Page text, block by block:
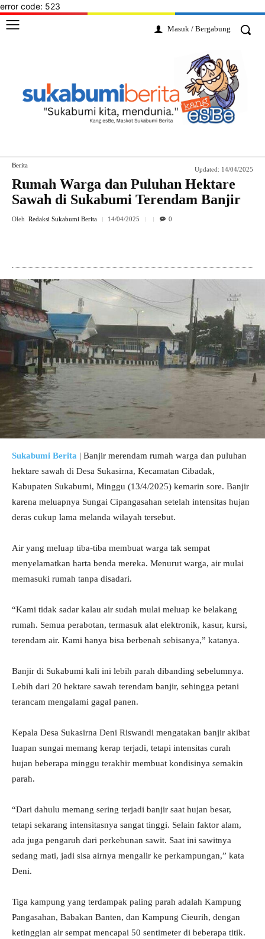
error code: 523
Masuk / Bergabung
Berita
Updated: 14/04/2025
Rumah Warga dan Puluhan Hektare
Sawah di Sukabumi Terendam Banjir
Oleh Redaksi Sukabumi Berita 14/04/2025 0
Sukabumi Berita | Banjir merendam rumah warga dan puluhan
hektare sawah di Desa Sukasirna, Kecamatan Cibadak,
Kabupaten Sukabumi, Minggu (13/4/2025) kemarin sore. Banjir
karena meluapnya Sungai Cipangasahan setelah intensitas hujan
deras cukup lama melanda wilayah tersebut.
Air yang meluap tiba-tiba membuat warga tak sempat
menyelamatkan harta benda mereka. Menurut warga, air mulai
memasuki rumah tanpa disadari.
“Kami tidak sadar kalau air sudah mulai meluap ke belakang
rumah. Semua perabotan, termasuk alat elektronik, kasur, kursi,
terendam air. Kami hanya bisa berbenah sebisanya,” katanya.
Banjir di Sukabumi kali ini lebih parah dibanding sebelumnya.
Lebih dari 20 hektare sawah terendam banjir, sehingga petani
terancam mengalami gagal panen.
Kepala Desa Sukasirna Deni Riswandi mengatakan banjir akibat
luapan sungai memang kerap terjadi, tetapi intensitas curah
hujan beberapa minggu terakhir membuat kondisinya semakin
parah.
“Dari dahulu memang sering terjadi banjir saat hujan besar,
tetapi sekarang intensitasnya sangat tinggi. Selain faktor alam,
ada juga pengaruh dari perkebunan sawit. Saat ini sawitnya
sedang mati, jadi sisa airnya mengalir ke perkampungan,” kata
Deni.
Tiga kampung yang terdampak paling parah adalah Kampung
Pangasahan, Babakan Banten, dan Kampung Cieurih, dengan
ketinggian air sempat mencapai 50 sentimeter di beberapa titik.